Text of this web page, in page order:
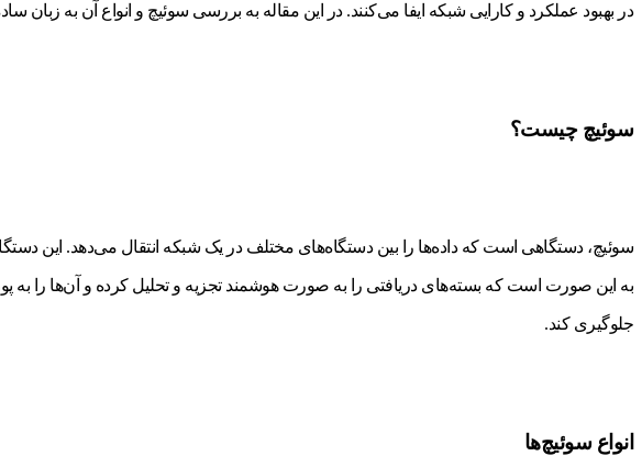
در بهبود عملکرد و کارایی شبکه ایفا می‌کنند. در این مقاله به بررسی سوئیچ و انواع آن به زبان
سوئیچ چیست؟
به این صورت است که بسته‌های دریافتی را به صورت هوشمند تجزیه و تحلیل کرده و آن‌ها را به
جلوگیری کند.
انواع سوئیچ‌ها